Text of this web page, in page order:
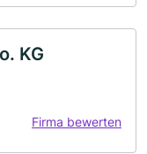
KG
Firma bewerten